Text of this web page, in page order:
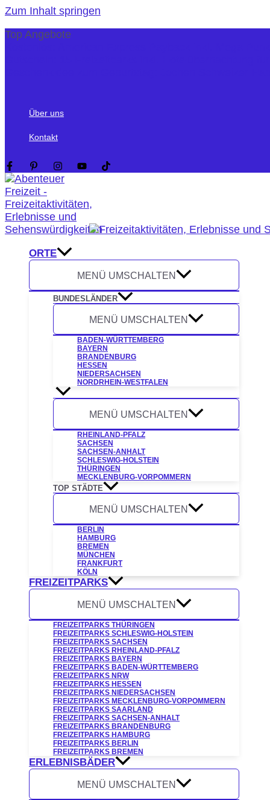
Zum Inhalt springen
Top Angebote
Über uns
Kontakt
ORTE
MENÜ UMSCHALTEN
BUNDESLÄNDER
MENÜ UMSCHALTEN
BADEN-WÜRTTEMBERG
BAYERN
BRANDENBURG
HESSEN
NIEDERSACHSEN
NORDRHEIN-WESTFALEN
MENÜ UMSCHALTEN
RHEINLAND-PFALZ
SACHSEN
SACHSEN-ANHALT
SCHLESWIG-HOLSTEIN
THÜRINGEN
MECKLENBURG-VORPOMMERN
TOP STÄDTE
MENÜ UMSCHALTEN
BERLIN
HAMBURG
BREMEN
MÜNCHEN
FRANKFURT
KÖLN
FREIZEITPARKS
MENÜ UMSCHALTEN
FREIZEITPARKS THÜRINGEN
FREIZEITPARKS SCHLESWIG-HOLSTEIN
FREIZEITPARKS SACHSEN
FREIZEITPARKS RHEINLAND-PFALZ
FREIZEITPARKS BAYERN
FREIZEITPARKS BADEN-WÜRTTEMBERG
FREIZEITPARKS NRW
FREIZEITPARKS HESSEN
FREIZEITPARKS NIEDERSACHSEN
FREIZEITPARKS MECKLENBURG-VORPOMMERN
FREIZEITPARKS SAARLAND
FREIZEITPARKS SACHSEN-ANHALT
FREIZEITPARKS BRANDENBURG
FREIZEITPARKS HAMBURG
FREIZEITPARKS BERLIN
FREIZEITPARKS BREMEN
ERLEBNISBÄDER
MENÜ UMSCHALTEN